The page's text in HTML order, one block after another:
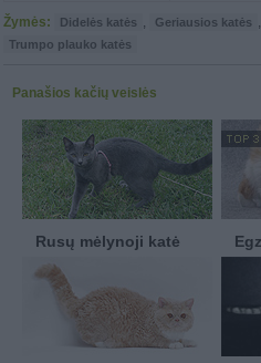
Žymės: Didelės katės , Geriausios katės ,
Trumpo plauko katės
Panašios kačių veislės
Rusų mėlynoji katė